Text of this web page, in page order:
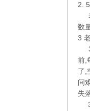
2.
数
3
3.
前,
了,
间
失
3.